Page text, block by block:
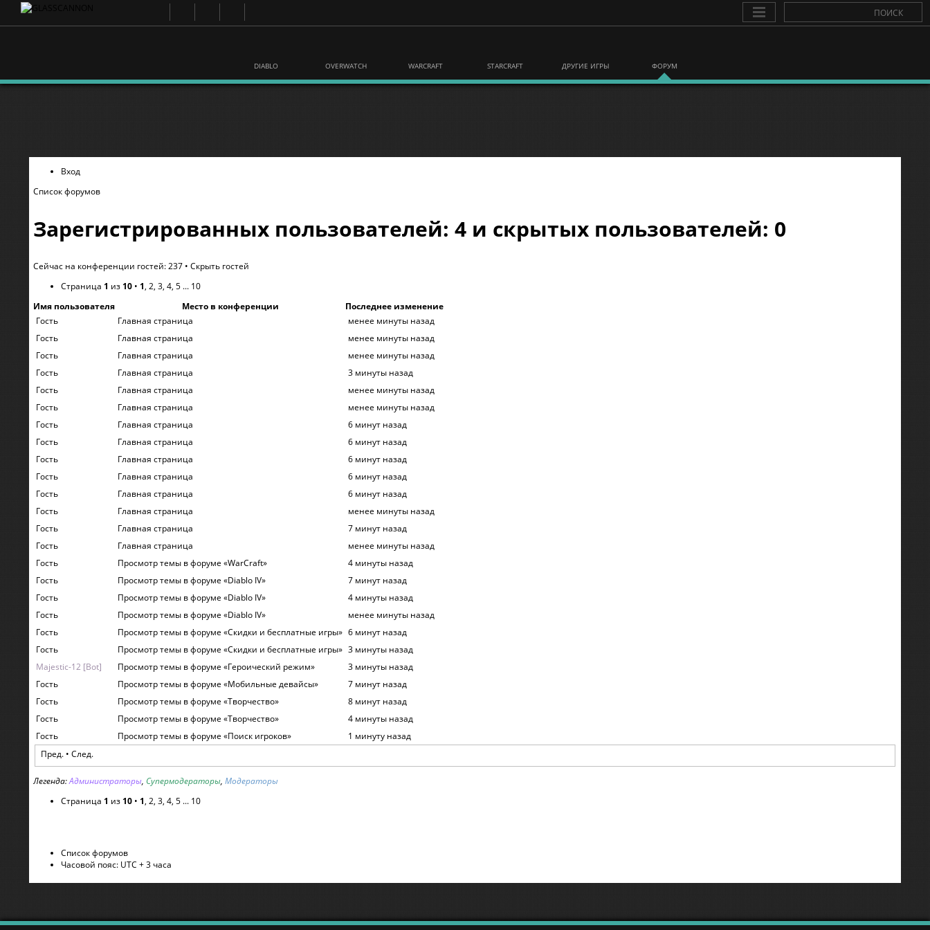
DIABLO OVERWATCH WARCRAFT STARCRAFT ДРУГИЕ ИГРЫ ФОРУМ
Вход
Список форумов
Зарегистрированных пользователей: 4 и скрытых пользователей: 0
Сейчас на конференции гостей: 237 • Скрыть гостей
Страница 1 из 10 • 1, 2, 3, 4, 5 ... 10
Имя пользователя
Место в конференции
Последнее изменение
Гость
Главная страница
менее минуты назад
Гость
Главная страница
менее минуты назад
Гость
Главная страница
менее минуты назад
Гость
Главная страница
3 минуты назад
Гость
Главная страница
менее минуты назад
Гость
Главная страница
менее минуты назад
Гость
Главная страница
6 минут назад
Гость
Главная страница
6 минут назад
Гость
Главная страница
6 минут назад
Гость
Главная страница
6 минут назад
Гость
Главная страница
6 минут назад
Гость
Главная страница
менее минуты назад
Гость
Главная страница
7 минут назад
Гость
Главная страница
менее минуты назад
Гость
Просмотр темы в форуме «WarСraft»
4 минуты назад
Гость
Просмотр темы в форуме «Diablo IV»
7 минут назад
Гость
Просмотр темы в форуме «Diablo IV»
4 минуты назад
Гость
Просмотр темы в форуме «Diablo IV»
менее минуты назад
Гость
Просмотр темы в форуме «Скидки и бесплатные игры» 6 минут назад
Гость
Просмотр темы в форуме «Скидки и бесплатные игры» 3 минуты назад
Majestic-12 [Bot]
Просмотр темы в форуме «Героический режим»
3 минуты назад
Гость
Просмотр темы в форуме «Мобильные девайсы»
7 минут назад
Гость
Просмотр темы в форуме «Творчество»
8 минут назад
Гость
Просмотр темы в форуме «Творчество»
4 минуты назад
Гость
Просмотр темы в форуме «Поиск игроков»
1 минуту назад
Пред. • След.
Легенда:Администраторы, Супермодераторы, Модераторы
Страница 1 из 10 • 1, 2, 3, 4, 5 ... 10
Список форумов
Часовой пояс: UTC + 3 часа